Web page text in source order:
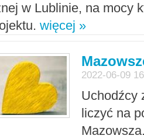
w Lublinie, na mocy
więcej »
2022-06-09
Uchodźcy
liczyć na